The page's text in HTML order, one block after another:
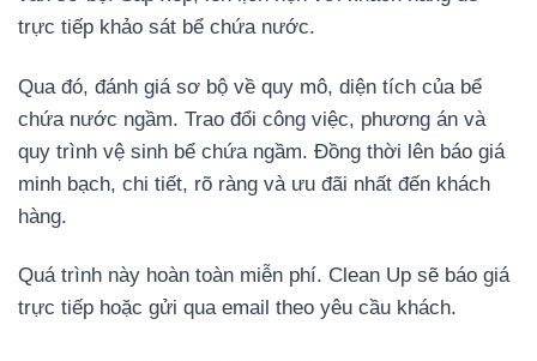
trực tiếp khảo sát bể chứa nước.
Qua đó, đánh giá sơ bộ về quy mô, diện tích của bể
chứa nước ngầm. Trao đổi công việc, phương án và
quy trình vệ sinh bể chứa ngầm. Đồng thời lên báo giá
minh bạch, chi tiết, rõ ràng và ưu đãi nhất đến khách
hàng.
Quá trình này hoàn toàn miễn phí. Clean Up sẽ báo giá
trực tiếp hoặc gửi qua email theo yêu cầu khách.